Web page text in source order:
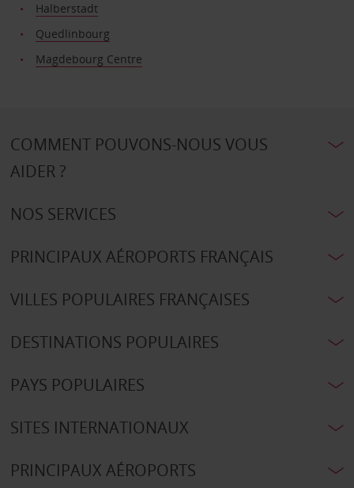
Halberstadt
Quedlinbourg
Magdebourg Centre
COMMENT POUVONS-NOUS VOUS
AIDER ?
NOS SERVICES
PRINCIPAUX AÉROPORTS FRANÇAIS
VILLES POPULAIRES FRANÇAISES
DESTINATIONS POPULAIRES
PAYS POPULAIRES
SITES INTERNATIONAUX
PRINCIPAUX AÉROPORTS